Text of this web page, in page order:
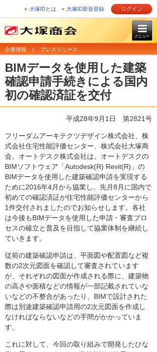
大塚IDとは 大塚ID新規登録 ログイン
メニュー
企業情報 プレスリリース
BIMデータを使用した建築
確認申請手続きによる国内
初の確認済証を交付
平成28年9月1日 第2821号
フリーダムアーキテクツデザイン株式会社、株
式会社住宅性能評価センター、株式会社大塚商
会、オートデスク株式会社は、オートデスクの
BIMソフトウェア「Autodesk(R) Revit(R)」の
BIMデータを使用した建築確認申請を実現する
ために2016年4月から協業し、先月8月に国内で
初めての確認済証が住宅性能評価センターから
1件交付されましたのでお知らせします。各社
は今後もBIMデータを使用した申請・審査プロ
セスの確立と普及を目指して協業体制を継続し
ていきます。
従前の建築確認申請は、平面図や配置図など複
数の2次元図面を確認して審査されています
が、それぞれの図面が作成される際に、建築物
の高さや面積などの情報が一部記載されていな
いなどの不整合があったり、BIMで設計された
際は別途建築確認申請用の2次元図面を作成し
なければならないなどの手間がかかっていま
す。
これに対して、今回の取り組みで開発したひな